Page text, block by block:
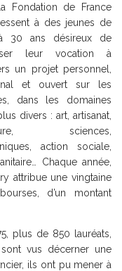
Fondation de France
à des jeunes de
30 ans désireux de
leur vocation à
un projet personnel,
et ouvert sur les
dans les domaines
divers : art, artisanat,
sciences,
action sociale,
Chaque année,
attribue une vingtaine
d’un montant
plus de 850 lauréats
vus décerner une
ils ont pu mener à